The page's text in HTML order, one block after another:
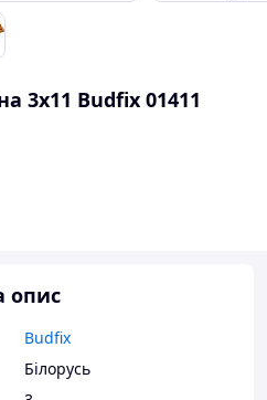
3х11 Budfix 01411
опис
Budfix
Білорусь